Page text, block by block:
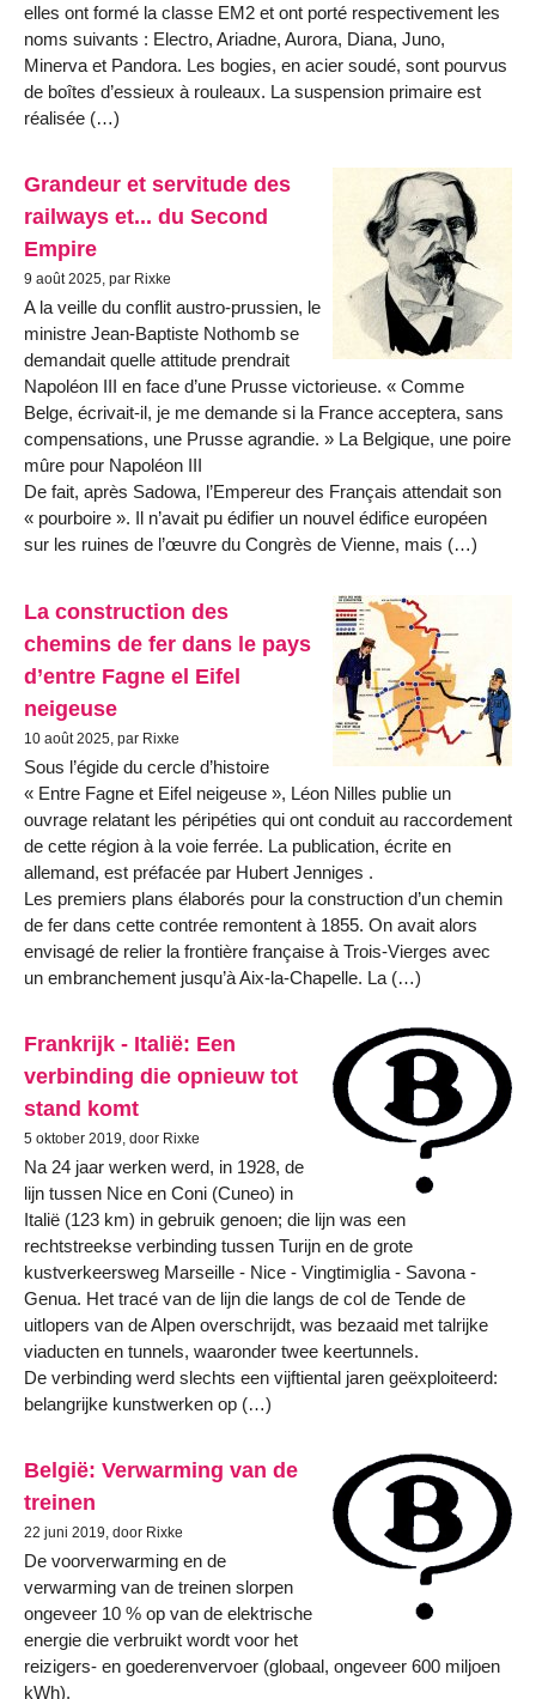
elles ont formé la classe EM2 et ont porté respectivement les
noms suivants : Electro, Ariadne, Aurora, Diana, Juno,
Minerva et Pandora. Les bogies, en acier soudé, sont pourvus
de boîtes d’essieux à rouleaux. La suspension primaire est
réalisée (…)
Grandeur et servitude des
railways et... du Second
Empire
9 août 2025, par Rixke
A la veille du conflit austro-prussien, le
ministre Jean-Baptiste Nothomb se
demandait quelle attitude prendrait
Napoléon III en face d’une Prusse victorieuse. « Comme
Belge, écrivait-il, je me demande si la France acceptera, sans
compensations, une Prusse agrandie. » La Belgique, une poire
mûre pour Napoléon III
De fait, après Sadowa, l’Empereur des Français attendait son
« pourboire ». Il n’avait pu édifier un nouvel édifice européen
sur les ruines de l’œuvre du Congrès de Vienne, mais (…)
La construction des
chemins de fer dans le pays
d’entre Fagne el Eifel
neigeuse
10 août 2025, par Rixke
Sous l’égide du cercle d’histoire
« Entre Fagne et Eifel neigeuse », Léon Nilles publie un
ouvrage relatant les péripéties qui ont conduit au raccordement
de cette région à la voie ferrée. La publication, écrite en
allemand, est préfacée par Hubert Jenniges .
Les premiers plans élaborés pour la construction d’un chemin
de fer dans cette contrée remontent à 1855. On avait alors
envisagé de relier la frontière française à Trois-Vierges avec
un embranchement jusqu’à Aix-la-Chapelle. La (…)
Frankrijk - Italië: Een
verbinding die opnieuw tot
stand komt
5 oktober 2019, door Rixke
Na 24 jaar werken werd, in 1928, de
lijn tussen Nice en Coni (Cuneo) in
Italië (123 km) in gebruik genoen; die lijn was een
rechtstreekse verbinding tussen Turijn en de grote
kustverkeersweg Marseille - Nice - Vingtimiglia - Savona -
Genua. Het tracé van de lijn die langs de col de Tende de
uitlopers van de Alpen overschrijdt, was bezaaid met talrijke
viaducten en tunnels, waaronder twee keertunnels.
De verbinding werd slechts een vijftiental jaren geëxploiteerd:
belangrijke kunstwerken op (…)
België: Verwarming van de
treinen
22 juni 2019, door Rixke
De voorverwarming en de
verwarming van de treinen slorpen
ongeveer 10 % op van de elektrische
energie die verbruikt wordt voor het
reizigers- en goederenvervoer (globaal, ongeveer 600 miljoen
kWh).